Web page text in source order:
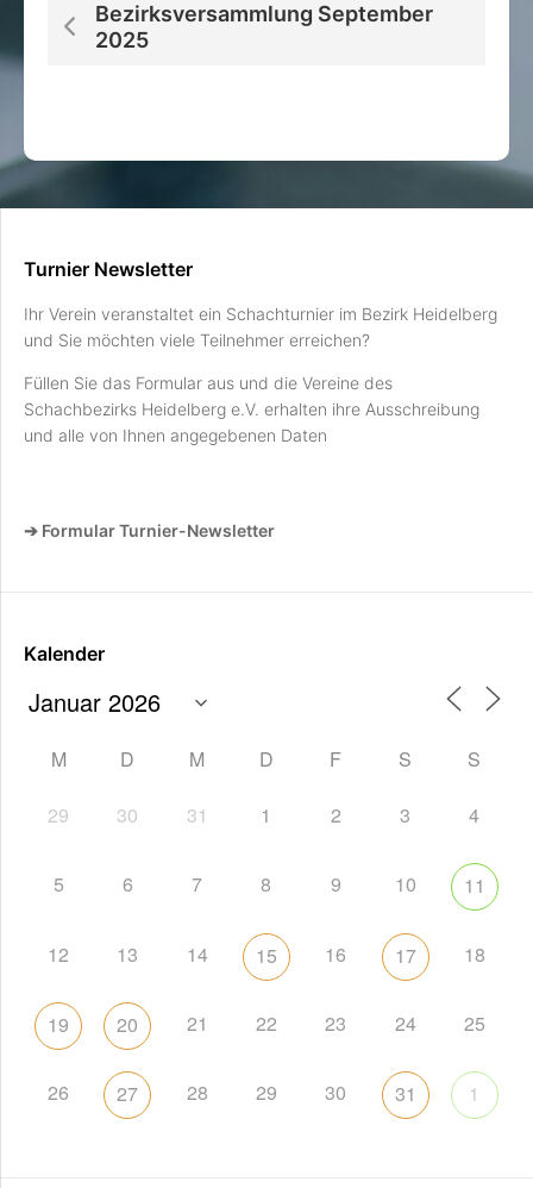
Bezirksversammlung September
2025
Turnier Newsletter
Ihr Verein veranstaltet ein Schachturnier im Bezirk Heidelberg
und Sie möchten viele Teilnehmer erreichen?
Füllen Sie das Formular aus und die Vereine des
Schachbezirks Heidelberg e.V. erhalten ihre Ausschreibung
und alle von Ihnen angegebenen Daten
➔ Formular Turnier-Newsletter
Kalender
M D M D F S S
29 30 31 1 2 3 4
5 6 7 8 9 10 11
12 13 14 15 16 17 18
19 20 21 22 23 24 25
26 27 28 29 30 31 1